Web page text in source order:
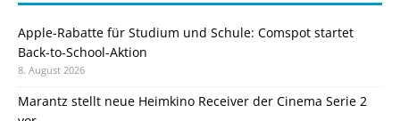
Apple-Rabatte für Studium und Schule: Comspot startet
Back-to-School-Aktion
8. August 2026
Marantz stellt neue Heimkino Receiver der Cinema Serie 2